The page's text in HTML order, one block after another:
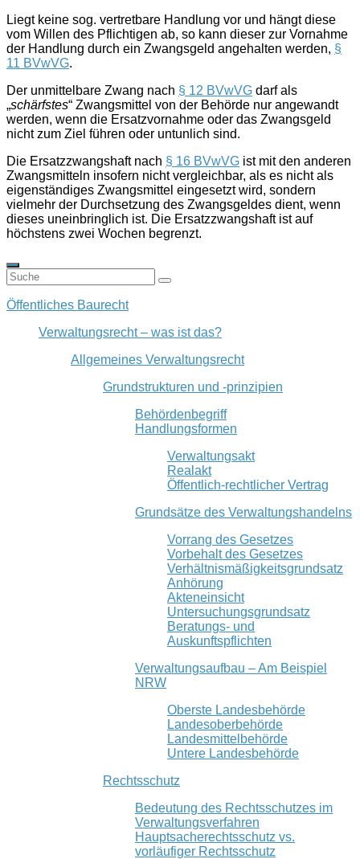
Liegt keine sog. vertretbare Handlung vor und hängt diese
vom Willen des Pflichtigen ab, so kann dieser zur Vornahme
der Handlung durch ein Zwangsgeld angehalten werden, §
11 BVwVG.
Der unmittelbare Zwang nach § 12 BVwVG darf als
„schärfstes“ Zwangsmittel von der Behörde nur angewandt
werden, wenn die Ersatzvornahme oder das Zwangsgeld
nicht zum Ziel führen oder untunlich sind.
Die Ersatzzwangshaftnach § 16 BVwVG ist mit den anderen
Zwangsmitteln insofern nicht vergleichbar, als es nicht als
eigenständiges Zwangsmittel eingesetzt wird, sondern
vielmehr der Durchsetzung des Zwangsgeldes dient, wenn
dieses uneinbringlich ist. Die Ersatzzwangshaft ist auf
höchstens zwei Wochen begrenzt.
Öffentliches Baurecht
Verwaltungsrecht – was ist das?
Allgemeines Verwaltungsrecht
Grundstrukturen und -prinzipien
Behördenbegriff
Handlungsformen
Verwaltungsakt
Realakt
Öffentlich-rechtlicher Vertrag
Grundsätze des Verwaltungshandelns
Vorrang des Gesetzes
Vorbehalt des Gesetzes
Verhältnismäßigkeitsgrundsatz
Anhörung
Akteneinsicht
Untersuchungsgrundsatz
Beratungs- und
Auskunftspflichten
Verwaltungsaufbau – Am Beispiel
NRW
Oberste Landesbehörde
Landesoberbehörde
Landesmittelbehörde
Untere Landesbehörde
Rechtsschutz
Bedeutung des Rechtsschutzes im
Verwaltungsverfahren
Hauptsacherechtsschutz vs.
vorläufiger Rechtsschutz